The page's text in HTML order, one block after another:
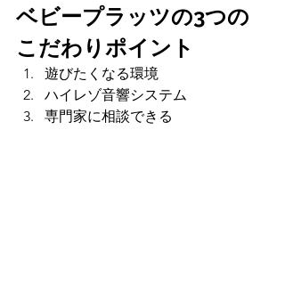
ベビープラッツの3つの
こだわりポイント
遊びたくなる環境
ハイレゾ音響システム
専門家に相談できる